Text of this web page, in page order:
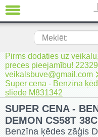
Meklēt:
Pirms dodaties uz
preces pieejamību!
veikalsbuve@gmail.com
Super cena - Benzīna
sliede M831342
SUPER CENA -
DEMON CS58T
Benzīna ķēdes zāģis
AIZVĒRT
Jaunumi (230)
Akumulatora
Akumulatoru lādētāji
(116)
Auto ķīmija un
(22)